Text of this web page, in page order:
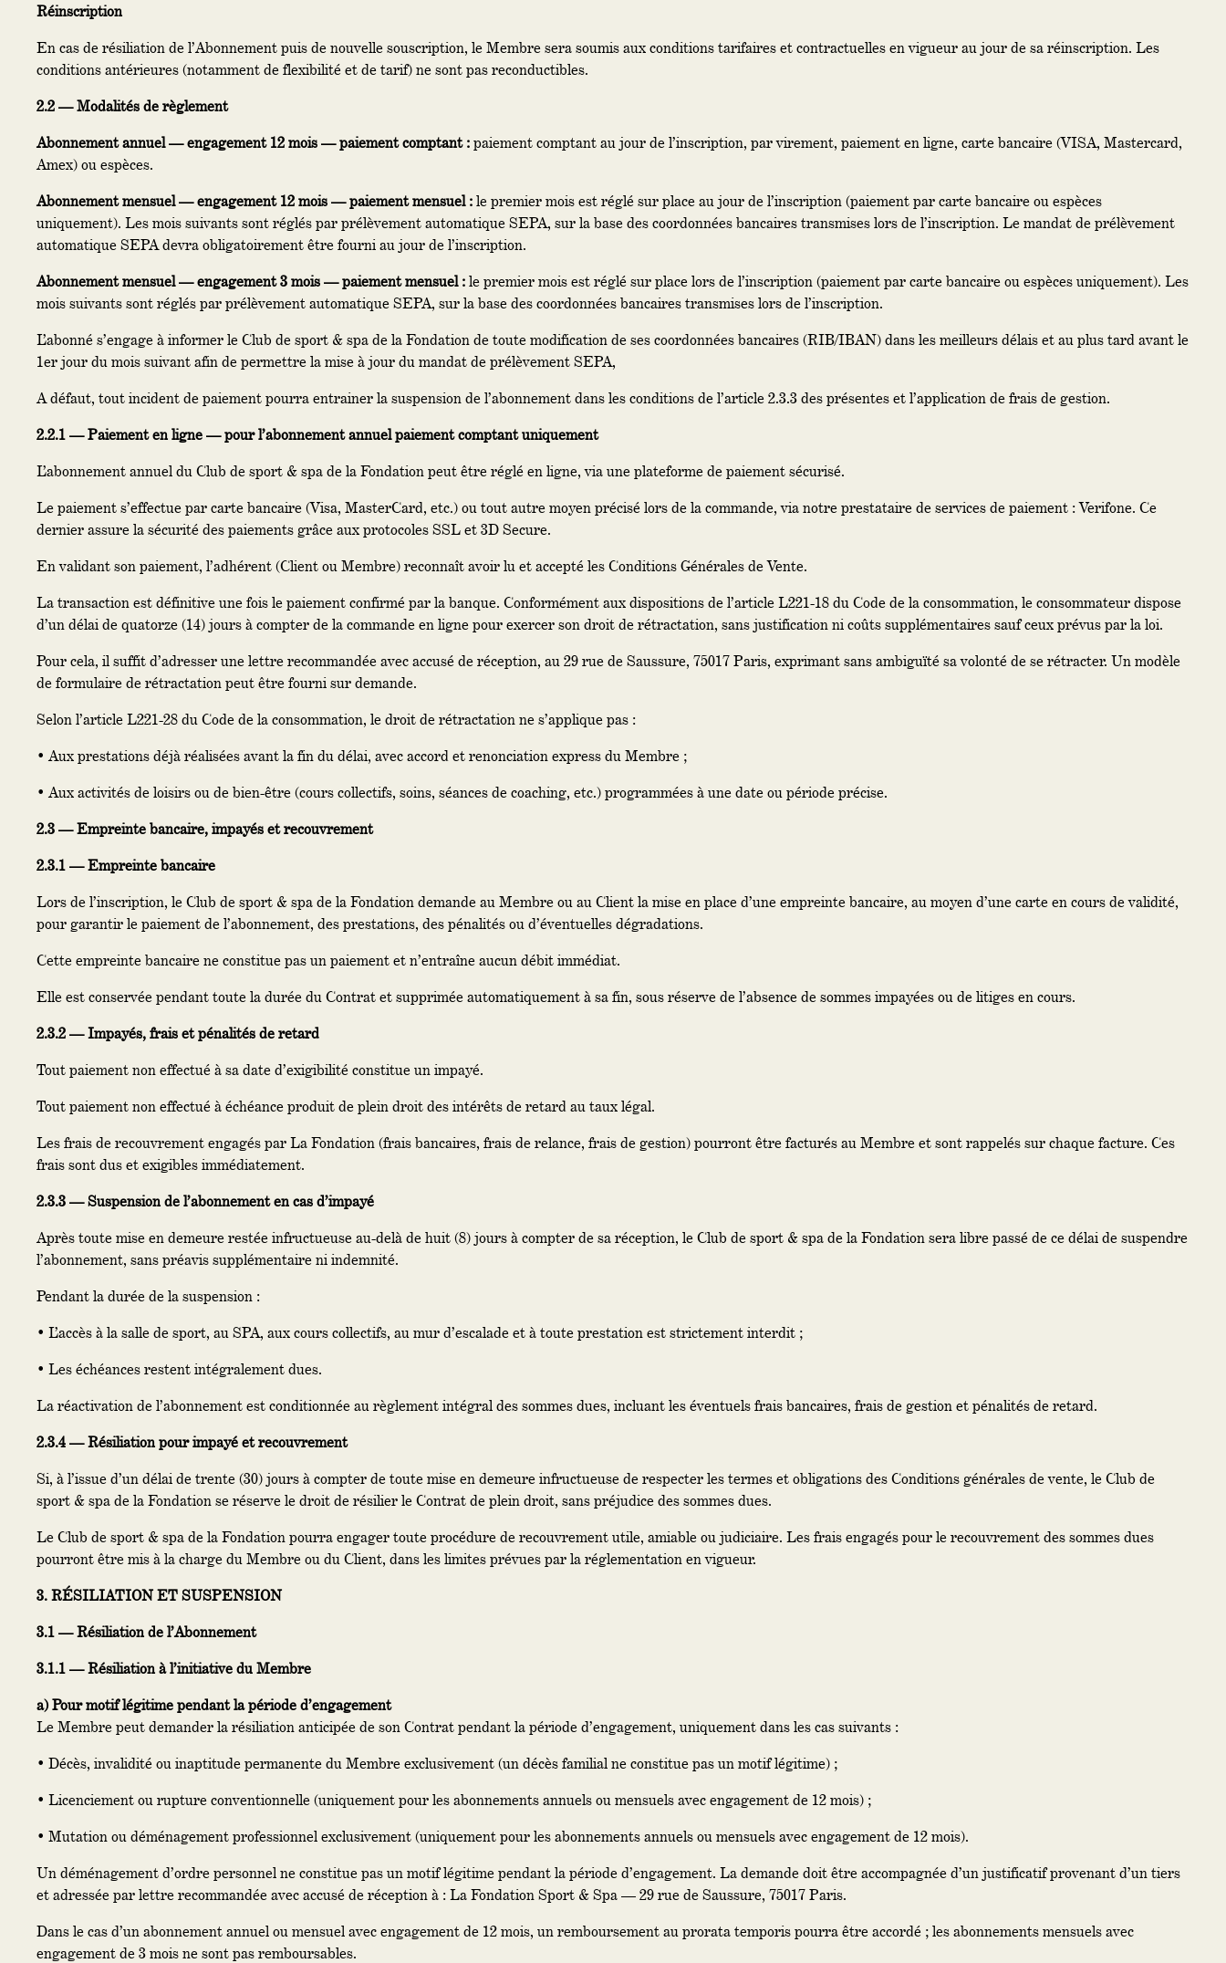
Réinscription
En cas de résiliation de l’Abonnement puis de nouvelle souscription, le Membre sera soumis aux conditions tarifaires et contractuelles en vigueur au jour de sa réinscription. Les
conditions antérieures (notamment de flexibilité et de tarif) ne sont pas reconductibles.
2.2 — Modalités de règlement
Abonnement annuel — engagement 12 mois — paiement comptant : paiement comptant au jour de l’inscription, par virement, paiement en ligne, carte bancaire (VISA, Mastercard,
Amex) ou espèces.
Abonnement mensuel — engagement 12 mois — paiement mensuel : le premier mois est réglé sur place au jour de l’inscription (paiement par carte bancaire ou espèces
uniquement). Les mois suivants sont réglés par prélèvement automatique SEPA, sur la base des coordonnées bancaires transmises lors de l’inscription. Le mandat de prélèvement
automatique SEPA devra obligatoirement être fourni au jour de l’inscription.
Abonnement mensuel — engagement 3 mois — paiement mensuel : le premier mois est réglé sur place lors de l’inscription (paiement par carte bancaire ou espèces uniquement). Les
mois suivants sont réglés par prélèvement automatique SEPA, sur la base des coordonnées bancaires transmises lors de l’inscription.
L’abonné s’engage à informer le Club de sport & spa de la Fondation de toute modification de ses coordonnées bancaires (RIB/IBAN) dans les meilleurs délais et au plus tard avant le
1er jour du mois suivant afin de permettre la mise à jour du mandat de prélèvement SEPA,
A défaut, tout incident de paiement pourra entrainer la suspension de l’abonnement dans les conditions de l’article 2.3.3 des présentes et l’application de frais de gestion.
2.2.1 — Paiement en ligne — pour l’abonnement annuel paiement comptant uniquement
L’abonnement annuel du Club de sport & spa de la Fondation peut être réglé en ligne, via une plateforme de paiement sécurisé.
Le paiement s’effectue par carte bancaire (Visa, MasterCard, etc.) ou tout autre moyen précisé lors de la commande, via notre prestataire de services de paiement : Verifone. Ce
dernier assure la sécurité des paiements grâce aux protocoles SSL et 3D Secure.
En validant son paiement, l’adhérent (Client ou Membre) reconnaît avoir lu et accepté les Conditions Générales de Vente.
La transaction est définitive une fois le paiement confirmé par la banque. Conformément aux dispositions de l’article L221-18 du Code de la consommation, le consommateur dispose
d’un délai de quatorze (14) jours à compter de la commande en ligne pour exercer son droit de rétractation, sans justification ni coûts supplémentaires sauf ceux prévus par la loi.
Pour cela, il suffit d’adresser une lettre recommandée avec accusé de réception, au 29 rue de Saussure, 75017 Paris, exprimant sans ambiguïté sa volonté de se rétracter. Un modèle
de formulaire de rétractation peut être fourni sur demande.
Selon l’article L221-28 du Code de la consommation, le droit de rétractation ne s’applique pas :
• Aux prestations déjà réalisées avant la fin du délai, avec accord et renonciation express du Membre ;
• Aux activités de loisirs ou de bien-être (cours collectifs, soins, séances de coaching, etc.) programmées à une date ou période précise.
2.3 — Empreinte bancaire, impayés et recouvrement
2.3.1 — Empreinte bancaire
Lors de l’inscription, le Club de sport & spa de la Fondation demande au Membre ou au Client la mise en place d’une empreinte bancaire, au moyen d’une carte en cours de validité,
pour garantir le paiement de l’abonnement, des prestations, des pénalités ou d’éventuelles dégradations.
Cette empreinte bancaire ne constitue pas un paiement et n’entraîne aucun débit immédiat.
Elle est conservée pendant toute la durée du Contrat et supprimée automatiquement à sa fin, sous réserve de l’absence de sommes impayées ou de litiges en cours.
2.3.2 — Impayés, frais et pénalités de retard
Tout paiement non effectué à sa date d’exigibilité constitue un impayé.
Tout paiement non effectué à échéance produit de plein droit des intérêts de retard au taux légal.
Les frais de recouvrement engagés par La Fondation (frais bancaires, frais de relance, frais de gestion) pourront être facturés au Membre et sont rappelés sur chaque facture. Ces
frais sont dus et exigibles immédiatement.
2.3.3 — Suspension de l’abonnement en cas d’impayé
Après toute mise en demeure restée infructueuse au-delà de huit (8) jours à compter de sa réception, le Club de sport & spa de la Fondation sera libre passé de ce délai de suspendre
l’abonnement, sans préavis supplémentaire ni indemnité.
Pendant la durée de la suspension :
• L’accès à la salle de sport, au SPA, aux cours collectifs, au mur d’escalade et à toute prestation est strictement interdit ;
• Les échéances restent intégralement dues.
La réactivation de l’abonnement est conditionnée au règlement intégral des sommes dues, incluant les éventuels frais bancaires, frais de gestion et pénalités de retard.
2.3.4 — Résiliation pour impayé et recouvrement
Si, à l’issue d’un délai de trente (30) jours à compter de toute mise en demeure infructueuse de respecter les termes et obligations des Conditions générales de vente, le Club de
sport & spa de la Fondation se réserve le droit de résilier le Contrat de plein droit, sans préjudice des sommes dues.
Le Club de sport & spa de la Fondation pourra engager toute procédure de recouvrement utile, amiable ou judiciaire. Les frais engagés pour le recouvrement des sommes dues
pourront être mis à la charge du Membre ou du Client, dans les limites prévues par la réglementation en vigueur.
3. RÉSILIATION ET SUSPENSION
3.1 — Résiliation de l’Abonnement
3.1.1 — Résiliation à l’initiative du Membre
a) Pour motif légitime pendant la période d’engagement
Le Membre peut demander la résiliation anticipée de son Contrat pendant la période d’engagement, uniquement dans les cas suivants :
• Décès, invalidité ou inaptitude permanente du Membre exclusivement (un décès familial ne constitue pas un motif légitime) ;
• Licenciement ou rupture conventionnelle (uniquement pour les abonnements annuels ou mensuels avec engagement de 12 mois) ;
• Mutation ou déménagement professionnel exclusivement (uniquement pour les abonnements annuels ou mensuels avec engagement de 12 mois).
Un déménagement d’ordre personnel ne constitue pas un motif légitime pendant la période d’engagement. La demande doit être accompagnée d’un justificatif provenant d’un tiers
et adressée par lettre recommandée avec accusé de réception à : La Fondation Sport & Spa — 29 rue de Saussure, 75017 Paris.
Dans le cas d’un abonnement annuel ou mensuel avec engagement de 12 mois, un remboursement au prorata temporis pourra être accordé ; les abonnements mensuels avec
engagement de 3 mois ne sont pas remboursables.